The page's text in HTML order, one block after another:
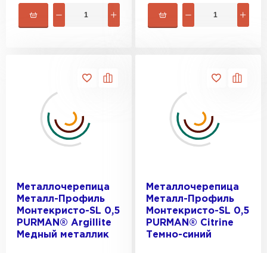
Металлочерепица
Металл-Профиль
Монтекристо-SL 0,5
PURMAN® Argillite
Медный металлик
Металлочерепица
Металл-Профиль
Монтекристо-SL 0,5
PURMAN® Citrine
Темно-синий